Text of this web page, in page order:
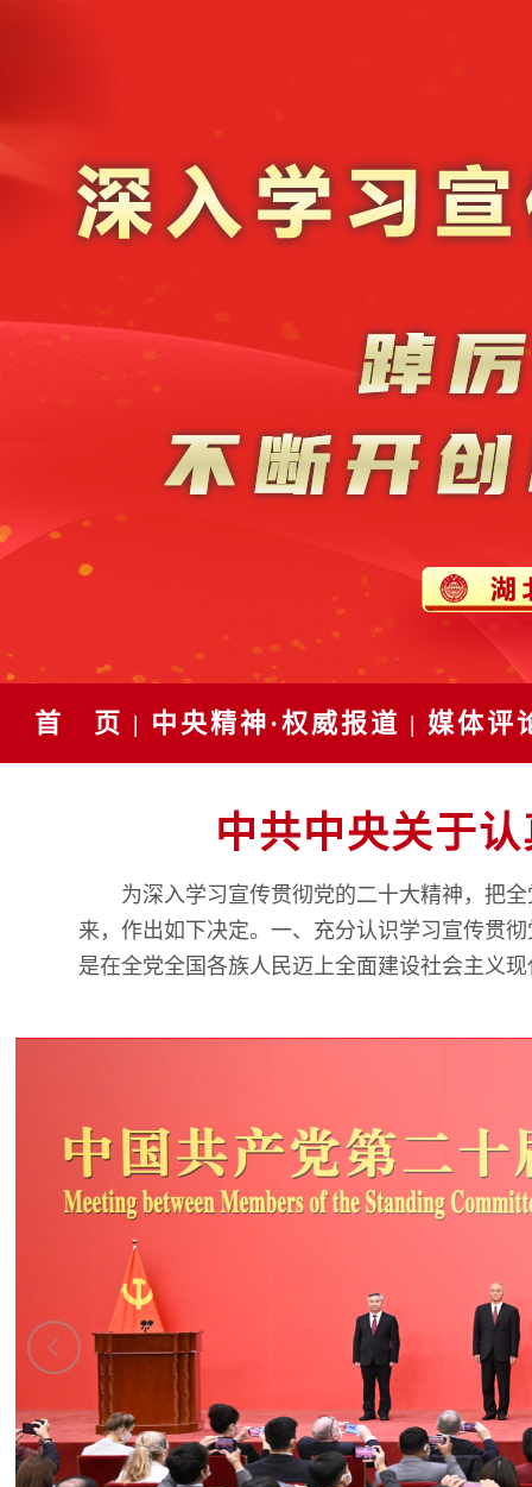
首 页 | 中央精神·权威报道 | 媒体评
中共中央关于
为深入学习宣传贯彻党的二十大精神，把
来，作出如下决定。一、充分认识学习宣传贯
是在全党全国各族人民迈上全面建设社会主义